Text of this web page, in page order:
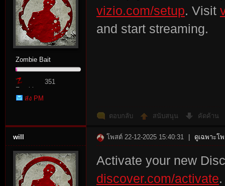
Zombie Bait
Zombie
Point
351
ส่ง PM
vizio.com/setup. Visit
and start streaming.
ตอบกลับ สนับสนุน คัดค้าน
will โพสต์ 22-12-2025 15:40:31 ดูเฉพาะโ
Activate your new
discover.com/activate.